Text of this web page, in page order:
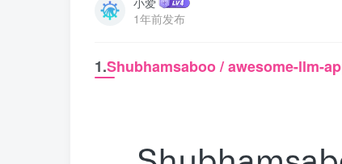
1年前发布
1.Shubhamsaboo / awesome-llm-